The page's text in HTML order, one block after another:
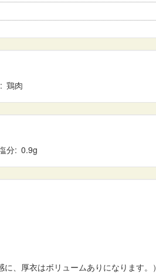
鶏肉
分 0.9
、厚衣はボリュームありになります。）